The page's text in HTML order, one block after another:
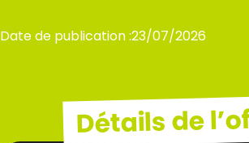
Date de publication :23/07/2026
Détails de